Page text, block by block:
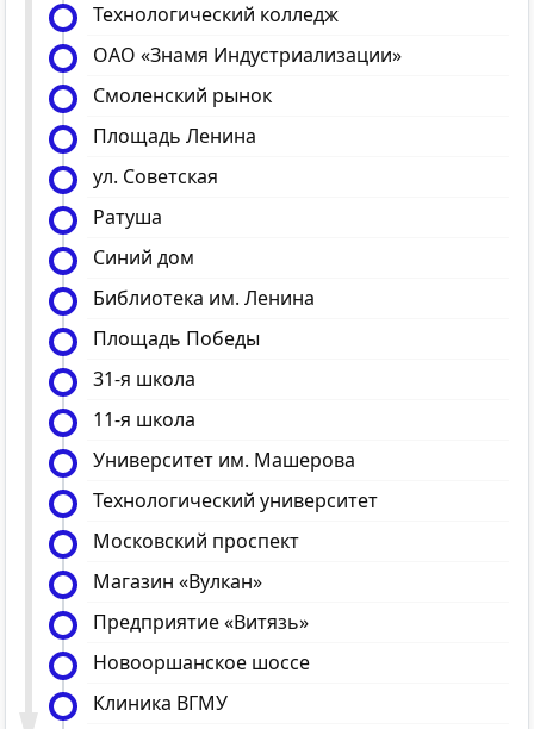
Технологический колледж
ОАО «Знамя Индустриализации»
Смоленский рынок
Площадь Ленина
ул. Советская
Ратуша
Синий дом
Библиотека им. Ленина
Площадь Победы
31-я школа
11-я школа
Университет им. Машерова
Технологический университет
Московский проспект
Магазин «Вулкан»
Предприятие «Витязь»
Новооршанское шоссе
Клиника ВГМУ